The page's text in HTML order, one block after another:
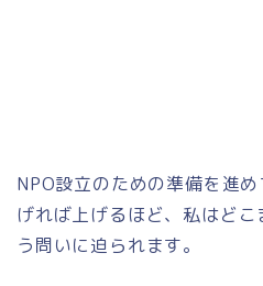
NPO設立のための準備を進
げれば上げるほど、私はど
う問いに迫られます。